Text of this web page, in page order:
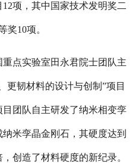
项，其中国家技术发明奖二
奖10项。
点实验室田永君院士团队主
更韧材料的设计与创制”项目
团队自主研发了纳米相变孪
米孪晶金刚石，其硬度达到
创造了材料硬度的新纪录。